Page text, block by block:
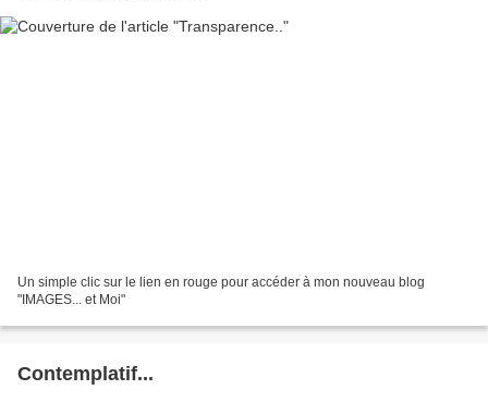
Un simple clic sur le lien en rouge pour accéder à mon nouveau blog
"IMAGES... et Moi"
Contemplatif...